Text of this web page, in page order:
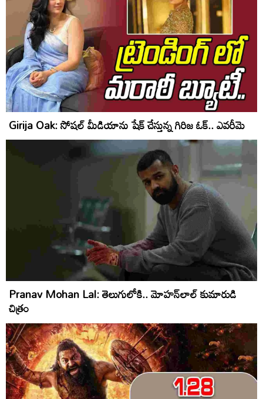
Girija Oak: సోషల్ మీడియాను షేక్ చేస్తున్న గిరిజ ఓక్.. ఎవరీమె
Pranav Mohan Lal: తెలుగులోకి.. మోహ‌న్‌లాల్ కుమారుడి
చిత్రం